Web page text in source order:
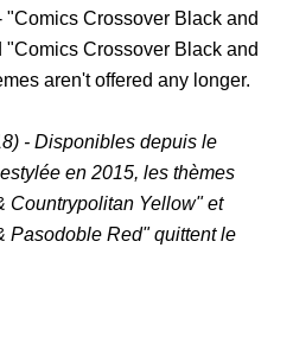
Crossover Black and
Crossover Black and
aren't offered any longer.
- Disponibles depuis le
en 2015, les thèmes
Countrypolitan Yellow" et
Pasodoble Red" quittent le